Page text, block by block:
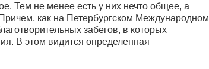
Тем не менее есть у них нечто общее, а
как на Петербургском Международном
забегов, в которых
В этом видится определенная